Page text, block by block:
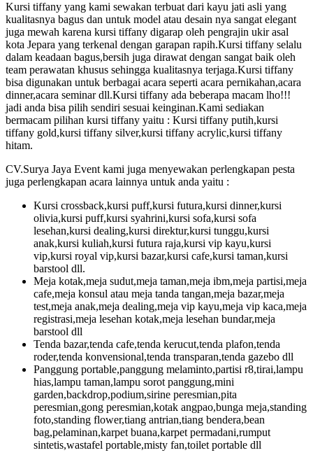
Kursi tiffany yang kami sewakan terbuat dari kayu jati asli yang
kualitasnya bagus dan untuk model atau desain nya sangat elegant
juga mewah karena kursi tiffany digarap oleh pengrajin ukir asal
kota Jepara yang terkenal dengan garapan rapih.Kursi tiffany selalu
dalam keadaan bagus,bersih juga dirawat dengan sangat baik oleh
team perawatan khusus sehingga kualitasnya terjaga.Kursi tiffany
bisa digunakan untuk berbagai acara seperti acara pernikahan,acara
dinner,acara seminar dll.Kursi tiffany ada beberapa macam lho!!!
jadi anda bisa pilih sendiri sesuai keinginan.Kami sediakan
bermacam pilihan kursi tiffany yaitu : Kursi tiffany putih,kursi
tiffany gold,kursi tiffany silver,kursi tiffany acrylic,kursi tiffany
hitam.
CV.Surya Jaya Event kami juga menyewakan perlengkapan pesta
juga perlengkapan acara lainnya untuk anda yaitu :
Kursi crossback,kursi puff,kursi futura,kursi dinner,kursi
olivia,kursi puff,kursi syahrini,kursi sofa,kursi sofa
lesehan,kursi dealing,kursi direktur,kursi tunggu,kursi
anak,kursi kuliah,kursi futura raja,kursi vip kayu,kursi
vip,kursi royal vip,kursi bazar,kursi cafe,kursi taman,kursi
barstool dll.
Meja kotak,meja sudut,meja taman,meja ibm,meja partisi,meja
cafe,meja konsul atau meja tanda tangan,meja bazar,meja
test,meja anak,meja dealing,meja vip kayu,meja vip kaca,meja
registrasi,meja lesehan kotak,meja lesehan bundar,meja
barstool dll
Tenda bazar,tenda cafe,tenda kerucut,tenda plafon,tenda
roder,tenda konvensional,tenda transparan,tenda gazebo dll
Panggung portable,panggung melaminto,partisi r8,tirai,lampu
hias,lampu taman,lampu sorot panggung,mini
garden,backdrop,podium,sirine peresmian,pita
peresmian,gong peresmian,kotak angpao,bunga meja,standing
foto,standing flower,tiang antrian,tiang bendera,bean
bag,pelaminan,karpet buana,karpet permadani,rumput
sintetis,wastafel portable,misty fan,toilet portable dll